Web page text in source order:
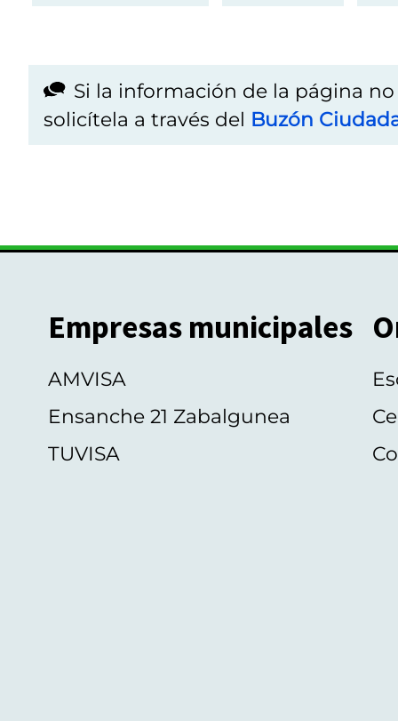
Si la información de la página
solicítela a través del Buzón
Empresas municipales
AMVISA
Ensanche 21 Zabalgunea
TUVISA